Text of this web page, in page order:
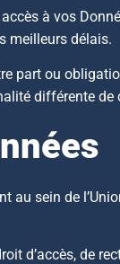
à vos
meilleurs délais.
part ou
différente
au sein de
d’accès, de